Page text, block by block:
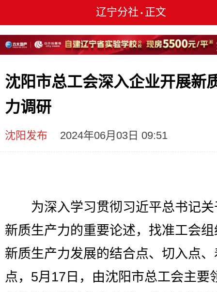
辽宁分社 • 正文
沈阳市总工会深入企业开展新
力调研
沈阳发布 2024年06月03日 09:51
为深入学习贯彻习近平总书记关
新质生产力的重要论述，找准工会
新质生产力发展的结合点、切入点
点，5月17日，由沈阳市总工会主要